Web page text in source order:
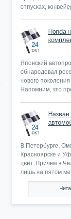
отпусках,
24
окт
Honda
Японский
обнародовал
нового
Напомним, что
24
окт
В Петербурге,
Красноярске и
цвет. Причем в
лишь на пятом